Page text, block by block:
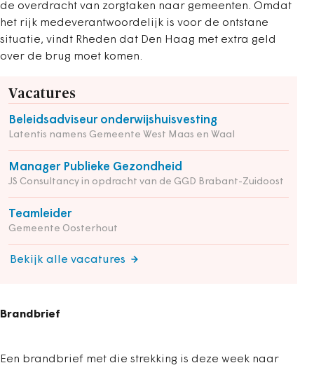
de overdracht van zorgtaken naar gemeenten. Omdat
het rijk medeverantwoordelijk is voor de ontstane
situatie, vindt Rheden dat Den Haag met extra geld
over de brug moet komen.
Vacatures
Beleidsadviseur onderwijshuisvesting
Latentis namens Gemeente West Maas en Waal
Manager Publieke Gezondheid
JS Consultancy in opdracht van de GGD Brabant-Zuidoost
Teamleider
Gemeente Oosterhout
Bekijk alle vacatures
Brandbrief
Een brandbrief met die strekking is deze week naar